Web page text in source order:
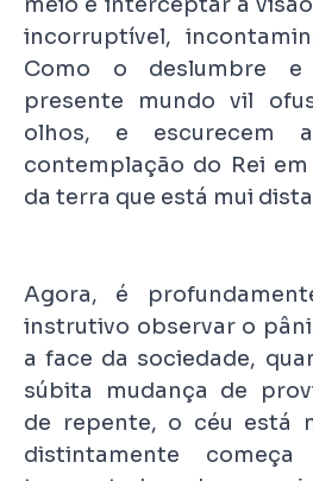
incorruptível,
Como o deslumbre
presente mundo vil
olhos, e escurecem
contemplação do Rei
da terra que está mui
Agora, é
instrutivo observar o
a face da sociedade,
súbita mudança de
de repente, o céu está
distintamente